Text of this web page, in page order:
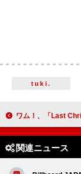
tuki.
ワム！、「Last Christmas」MVで自身初の
関連ニュース